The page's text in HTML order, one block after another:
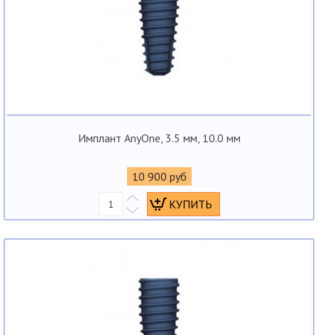
Имплант AnyOne, 3.5 мм, 10.0 мм
10 900 руб